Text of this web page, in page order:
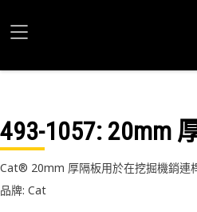
493-1057: 20mm
Cat® 20mm 厚隔板用於在挖掘機銷連
品牌: Cat